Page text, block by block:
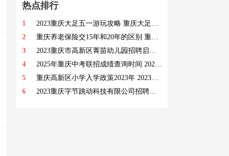
热点排行
1
2023重庆大足五一游玩攻略 重庆大足旅游必去景点
2
重庆养老保险交15年和20年的区别 重庆养老保险交15年和20年有哪些区别
3
2023重庆市高新区菁苗幼儿园招聘启事 招聘岗位及职位要求一览
4
2025年重庆中考联招成绩查询时间 2025年重庆中考联招成绩查询入口
5
重庆高新区小学入学政策2023年 2023重庆高新区小学入学政策
6
2023重庆字节跳动科技有限公司招聘岗位 职位描述及要求一览